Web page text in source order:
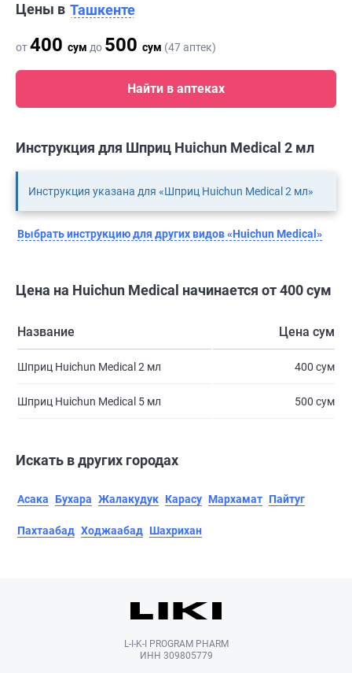
Цены в Ташкенте
от400 сум до 500 сум (47 аптек)
Найти в аптеках
Инструкция для Шприц Huichun Medical 2 мл
Инструкция указана для «Шприц Huichun Medical 2 мл»
Выбрать инструкцию для других видов «Huichun Medical»
Цена на Huichun Medical начинается от 400 сум
Название Цена сум
Шприц Huichun Medical 2 мл 400 сум
Шприц Huichun Medical 5 мл 500 сум
Искать в других городах
Асака Бухара Жалакудук Карасу Мархамат Пайтуг
Пахтаабад Ходжаабад Шахрихан
L-I-K-I PROGRAM PHARM
ИНН 309805779